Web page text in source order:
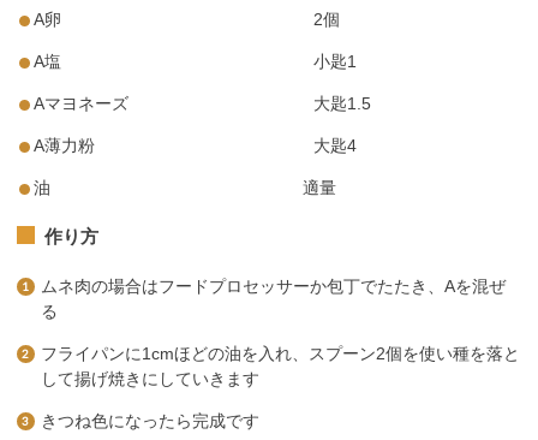
A卵 2個
A塩 小匙1
Aマヨネーズ 大匙1.5
A薄力粉 大匙4
油 適量
作り方
ムネ肉の場合はフードプロセッサーか包丁でたたき、Aを混ぜ
る
フライパンに1cmほどの油を入れ、スプーン2個を使い種を落と
して揚げ焼きにしていきます
きつね色になったら完成です